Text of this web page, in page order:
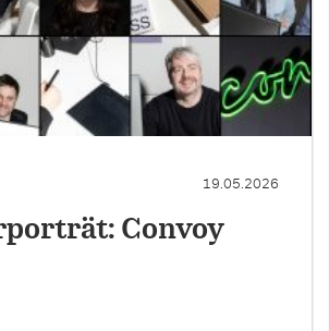
19.05.2026
Convoy